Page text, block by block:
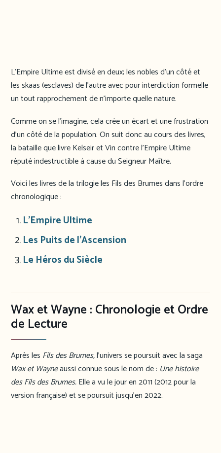
L’Empire Ultime est divisé en deux; les nobles d’un côté et
les skaas (esclaves) de l’autre avec pour interdiction formelle
un tout rapprochement de n’importe quelle nature.
Comme on se l’imagine, cela crée un écart et une frustration
d’un côté de la population. On suit donc au cours des livres,
la bataille que livre Kelseir et Vin contre l’Empire Ultime
réputé indestructible à cause du Seigneur Maître.
Voici les livres de la trilogie les Fils des Brumes dans l’ordre
chronologique :
L’Empire Ultime
Les Puits de l’Ascension
Le Héros du Siècle
Wax et Wayne : Chronologie et Ordre
de Lecture
Après les Fils des Brumes,l’univers se poursuit avec la saga
Wax et Wayneaussi connue sous le nom de : Une histoire
des Fils des Brumes.Elle a vu le jour en 2011 (2012 pour la
version française) et se poursuit jusqu’en 2022.